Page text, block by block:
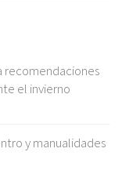
recomendaciones
el invierno
y manualidades